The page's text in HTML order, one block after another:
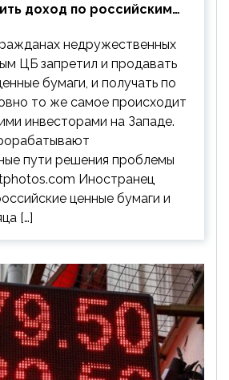
доход по российским
недружественных
ЦБ запретил и продавать
бумаги, и получать по
то же самое происходит
инвесторами на Западе.
пути решения проблемы
Иностранец
ценные бумаги и
[…]